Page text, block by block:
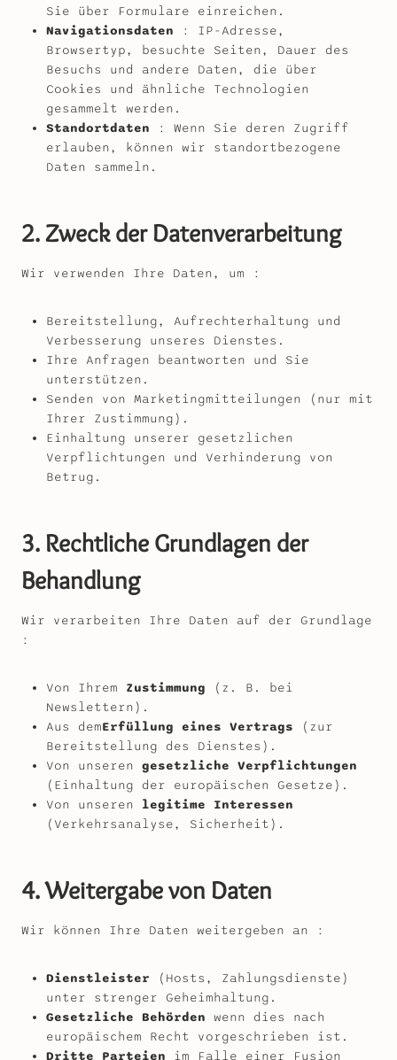
Sie über Formulare einreichen.
Navigationsdaten : IP-Adresse,
Browsertyp, besuchte Seiten, Dauer des
Besuchs und andere Daten, die über
Cookies und ähnliche Technologien
gesammelt werden.
Standortdaten : Wenn Sie deren Zugriff
erlauben, können wir standortbezogene
Daten sammeln.
2. Zweck der Datenverarbeitung
Wir verwenden Ihre Daten, um :
Bereitstellung, Aufrechterhaltung und
Verbesserung unseres Dienstes.
Ihre Anfragen beantworten und Sie
unterstützen.
Senden von Marketingmitteilungen (nur mit
Ihrer Zustimmung).
Einhaltung unserer gesetzlichen
Verpflichtungen und Verhinderung von
Betrug.
3. Rechtliche Grundlagen der
Behandlung
Wir verarbeiten Ihre Daten auf der Grundlage
:
Von Ihrem Zustimmung (z. B. bei
Newslettern).
Aus demErfüllung eines Vertrags (zur
Bereitstellung des Dienstes).
Von unseren gesetzliche Verpflichtungen
(Einhaltung der europäischen Gesetze).
Von unseren legitime Interessen
(Verkehrsanalyse, Sicherheit).
4. Weitergabe von Daten
Wir können Ihre Daten weitergeben an :
Dienstleister (Hosts, Zahlungsdienste)
unter strenger Geheimhaltung.
Gesetzliche Behörden wenn dies nach
europäischem Recht vorgeschrieben ist.
Dritte Parteien im Falle einer Fusion